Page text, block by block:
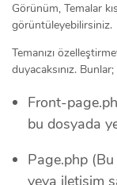
Görünüm, Temalar
görüntüleyebilirsiniz.
Temanızı
duyacaksınız. Bunlar;
Front-
bu dosyada
Page.php